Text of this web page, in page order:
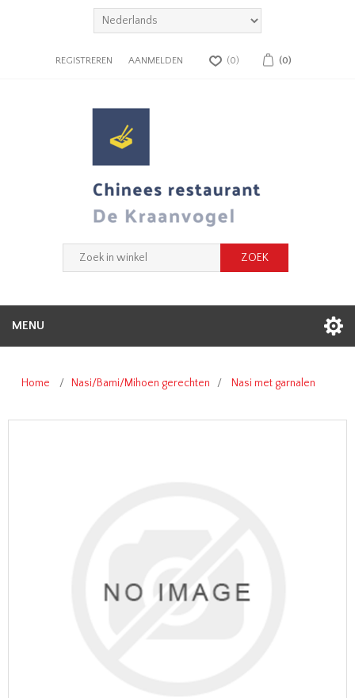
REGISTREREN AANMELDEN (0) (0)
MENU
Home / Nasi/Bami/Mihoen gerechten / Nasi met garnalen